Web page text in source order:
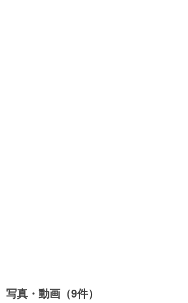
写真・動画（9件）